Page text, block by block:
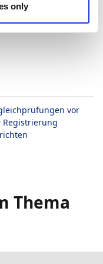
only
vor
Registrierung
Thema